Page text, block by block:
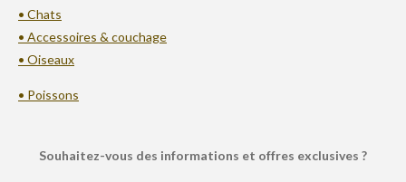
• Chats
• Accessoires & couchage
• Oiseaux
• Poissons
Souhaitez-vous des informations et offres exclusives ?